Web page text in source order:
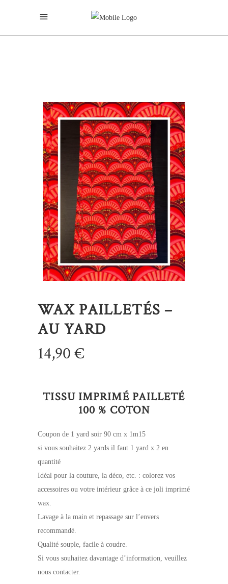
WAX PAILLETÉS –
AU YARD
14,90€
TISSU IMPRIMÉ PAILLETÉ
100 % COTON
Coupon de 1 yard soir 90 cm x 1m15
si vous souhaitez 2 yards il faut 1 yard x 2 en
quantité
Idéal pour la couture, la déco, etc. : colorez vos
accessoires ou votre intérieur grâce à ce joli imprimé
wax.
Lavage à la main et repassage sur l’envers
recommandé.
Qualité souple, facile à coudre.
Si vous souhaitez davantage d’information, veuillez
nous contacter.